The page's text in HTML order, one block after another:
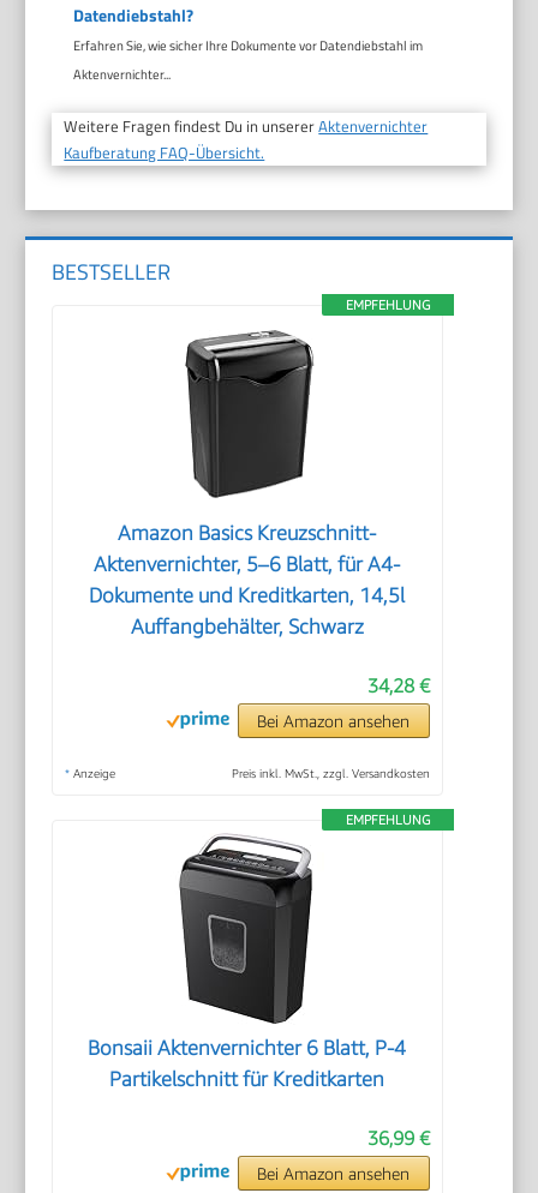
Datendiebstahl?
Erfahren Sie, wie sicher Ihre Dokumente vor Datendiebstahl im
Aktenvernichter...
Weitere Fragen findest Du in unsererAktenvernichter
Kaufberatung FAQ-Übersicht.
BESTSELLER
EMPFEHLUNG
Amazon Basics Kreuzschnitt-
Aktenvernichter, 5–6 Blatt, für A4-
Dokumente und Kreditkarten, 14,5l
Auffangbehälter, Schwarz
34,28 €
Bei Amazon ansehen
* Anzeige Preis inkl. MwSt., zzgl. Versandkosten
EMPFEHLUNG
Bonsaii Aktenvernichter 6 Blatt, P-4
Partikelschnitt für Kreditkarten
36,99 €
Bei Amazon ansehen